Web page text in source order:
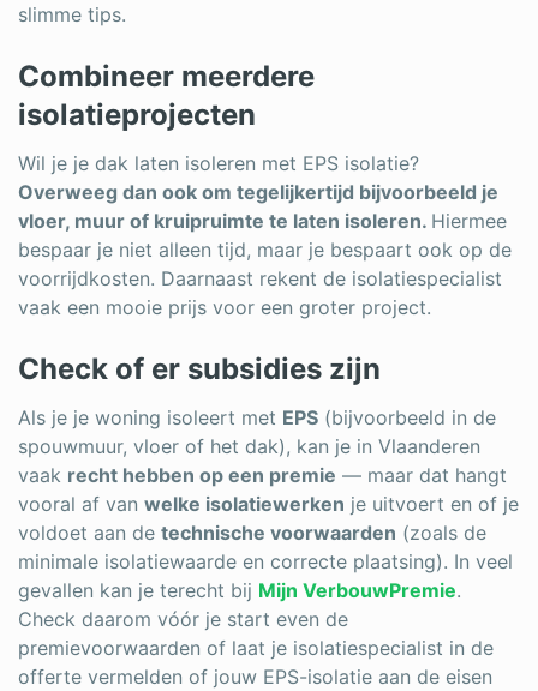
slimme tips.
Combineer meerdere
isolatieprojecten
Wil je je dak laten isoleren met EPS isolatie?
Overweeg dan ook om tegelijkertijd bijvoorbeeld je
vloer, muur of kruipruimte te laten isoleren. Hiermee
bespaar je niet alleen tijd, maar je bespaart ook op de
voorrijdkosten. Daarnaast rekent de isolatiespecialist
vaak een mooie prijs voor een groter project.
Check of er subsidies zijn
Als je je woning isoleert met EPS (bijvoorbeeld in de
spouwmuur, vloer of het dak), kan je in Vlaanderen
vaak recht hebben op een premie — maar dat hangt
vooral af van welke isolatiewerken je uitvoert en of je
voldoet aan de technische voorwaarden (zoals de
minimale isolatiewaarde en correcte plaatsing). In veel
gevallen kan je terecht bij Mijn VerbouwPremie.
Check daarom vóór je start even de
premievoorwaarden of laat je isolatiespecialist in de
offerte vermelden of jouw EPS-isolatie aan de eisen